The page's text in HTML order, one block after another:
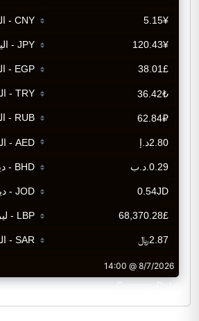
CurrencyRate